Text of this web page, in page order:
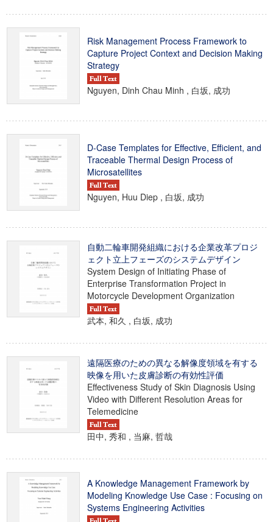
Risk Management Process Framework to
Capture Project Context and Decision Making
Strategy
Nguyen, Dinh Chau Minh , 白坂, 成功
D-Case Templates for Effective, Efficient, and
Traceable Thermal Design Process of
Microsatellites
Nguyen, Huu Diep , 白坂, 成功
自動二輪車開発組織における企業改革プロジ
ェクト立上フェーズのシステムデザイン
System Design of Initiating Phase of
Enterprise Transformation Project in
Motorcycle Development Organization
武本, 和久 , 白坂, 成功
遠隔医療のための異なる解像度領域を有する
映像を用いた皮膚診断の有効性評価
Effectiveness Study of Skin Diagnosis Using
Video with Different Resolution Areas for
Telemedicine
田中, 秀和 , 当麻, 哲哉
A Knowledge Management Framework by
Modeling Knowledge Use Case : Focusing on
Systems Engineering Activities